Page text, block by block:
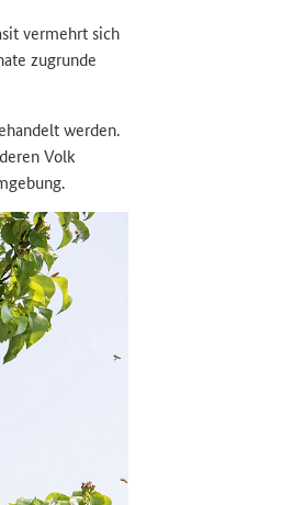
vermehrt sich
zugrunde
werden.
Volk